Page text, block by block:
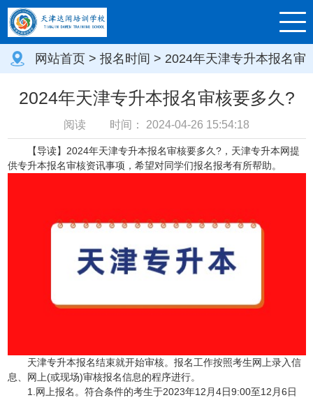
网站首页 > 报名时间 > 2024年天津专升本报名审
核要多久?
2024年天津专升本报名审核要多久?
阅读 时间： 2024-04-26 15:54:18
【导读】2024年天津专升本报名审核要多久?， 天津专升本网提
供专升本报名审核资讯事项，希望对同学们报名报考有所帮助。
天津专升本报名结束就开始审核。报名工作按照考生网上录入信
息、网上(或现场)审核报名信息的程序进行。
1.网上报名。符合条件的考生于2023年12月4日9:00至12月6日